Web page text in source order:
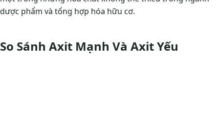
dược phẩm và tổng hợp hóa hữu cơ.
So Sánh Axit Mạnh Và Axit Yếu